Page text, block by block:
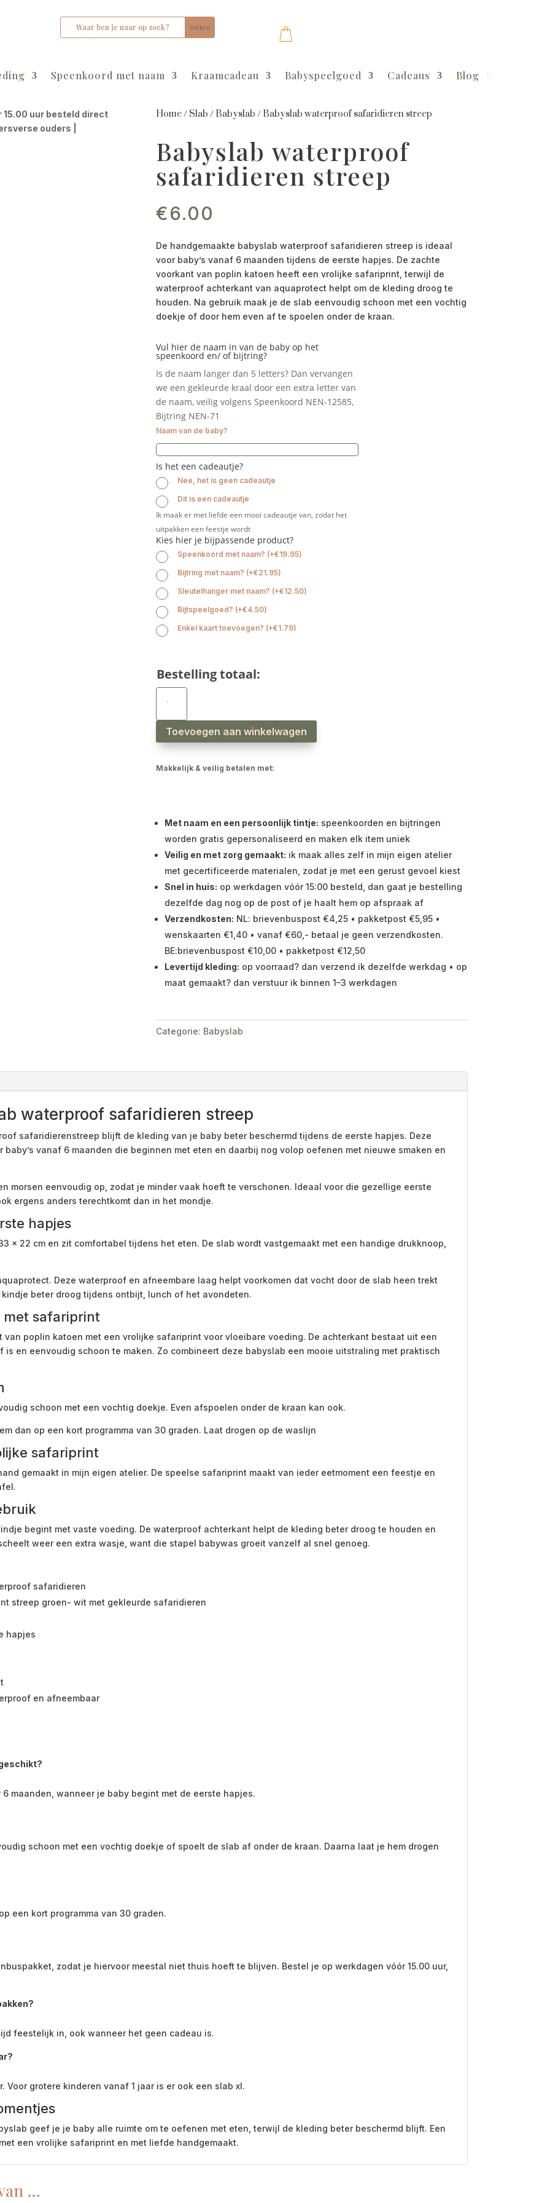
Speenkoord met naam Kraamcadeau Babyspeelgoed Cadeaus Blog
uur besteld direct
ouders |
Home/ Slab / Babyslab / Babyslab waterproof safaridieren streep
Babyslab waterproof
safaridieren streep
€6.00
De handgemaakte babyslab waterproof safaridieren streep is ideaal
voor baby’s vanaf 6 maanden tijdens de eerste hapjes. De zachte
voorkant van poplin katoen heeft een vrolijke safariprint, terwijl de
waterproof achterkant van aquaprotect helpt om de kleding droog te
houden. Na gebruik maak je de slab eenvoudig schoon met een vochtig
doekje of door hem even af te spoelen onder de kraan.
Vul hier de naam in van de baby op het
speenkoord en/ of bijtring?
Is de naam langer dan 5 letters? Dan vervangen
we een gekleurde kraal door een extra letter van
de naam, veilig volgens Speenkoord NEN-12585,
Bijtring NEN-71
Naam van de baby?
Is het een cadeautje?
Nee, het is geen cadeautje
Dit is een cadeautje
Ik maak er met liefde een mooi cadeautje van, zodat het
uitpakken een feestje wordt
Kies hier je bijpassende product?
Speenkoord met naam? (+€19.95)
Bijtring met naam? (+€21.95)
Sleutelhanger met naam? (+€12.50)
Bijtspeelgoed? (+€4.50)
Enkel kaart toevoegen? (+€1.79)
Bestelling totaal:
Babyslab
safaridieren
aantal
Toevoegen aan winkelwagen
Makkelijk & veilig betalen met:
Met naam en een persoonlijk tintje: speenkoorden en bijtringen
worden gratis gepersonaliseerd en maken elk item uniek
Veilig en met zorg gemaakt: ik maak alles zelf in mijn eigen atelier
met gecertificeerde materialen, zodat je met een gerust gevoel kiest
Snel in huis: op werkdagen vóór 15:00 besteld, dan gaat je bestelling
dezelfde dag nog op de post of je haalt hem op afspraak af
Verzendkosten: NL: brievenbuspost €4,25 • pakketpost €5,95 •
wenskaarten €1,40 • vanaf €60,- betaal je geen verzendkosten.
BE:brievenbuspost €10,00 • pakketpost €12,50
Levertijd kleding: op voorraad? dan verzend ik dezelfde werkdag • op
maat gemaakt? dan verstuur ik binnen 1–3 werkdagen
Categorie: Babyslab
waterproof safaridieren streep
safaridierenstreep blijft de kleding van je baby beter beschermd tijdens de eerste hapjes. Deze
vanaf 6 maanden die beginnen met eten en daarbij nog volop oefenen met nieuwe smaken en
morsen eenvoudig op, zodat je minder vaak hoeft te verschonen. Ideaal voor die gezellige eerste
ergens anders terechtkomt dan in het mondje.
hapjes
x 22 cm en zit comfortabel tijdens het eten. De slab wordt vastgemaakt met een handige drukknoop,
Deze waterproof en afneembare laag helpt voorkomen dat vocht door de slab heen trekt
beter droog tijdens ontbijt, lunch of het avondeten.
safariprint
van poplin katoen met een vrolijke safariprint voor vloeibare voeding. De achterkant bestaat uit een
en eenvoudig schoon te maken. Zo combineert deze babyslab een mooie uitstraling met praktisch
schoon met een vochtig doekje. Even afspoelen onder de kraan kan ook.
dan op een kort programma van 30 graden. Laat drogen op de waslijn
safariprint
gemaakt in mijn eigen atelier. De speelse safariprint maakt van ieder eetmoment een feestje en
begint met vaste voeding. De waterproof achterkant helpt de kleding beter droog te houden en
weer een extra wasje, want die stapel babywas groeit vanzelf al snel genoeg.
safaridieren
streep groen- wit met gekleurde safaridieren
hapjes
en afneembaar
maanden, wanneer je baby begint met de eerste hapjes.
schoon met een vochtig doekje of spoelt de slab af onder de kraan. Daarna laat je hem drogen
een kort programma van 30 graden.
zodat je hiervoor meestal niet thuis hoeft te blijven. Bestel je op werkdagen vóór 15.00 uur,
feestelijk in, ook wanneer het geen cadeau is.
Voor grotere kinderen vanaf 1 jaar is er ook een slab xl.
geef je je baby alle ruimte om te oefenen met eten, terwijl de kleding beter beschermd blijft. Een
een vrolijke safariprint en met liefde handgemaakt.
…